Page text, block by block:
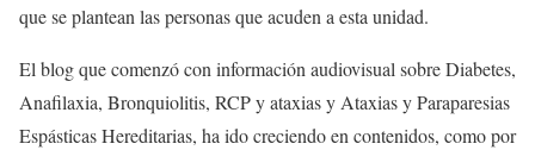
que se plantean las personas que acuden a esta unidad.
El blog que comenzó con información audiovisual sobre Diabetes,
Anafilaxia, Bronquiolitis, RCP y ataxias y Ataxias y Paraparesias
Espásticas Hereditarias, ha ido creciendo en contenidos, como por